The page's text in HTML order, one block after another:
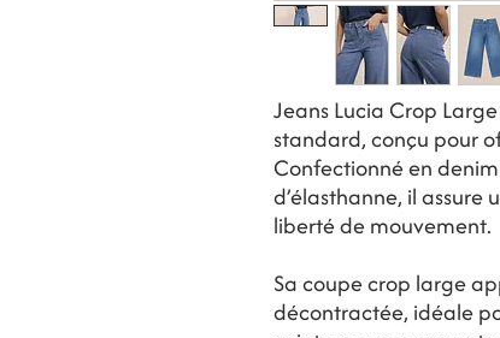
Jeans Lucia Crop
standard, conçu pour
Confectionné en
d’élasthanne, il
liberté de mouvement.
Sa coupe crop large
décontractée, idéale